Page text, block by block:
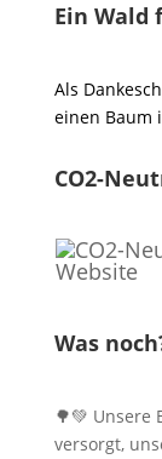
Ein Wald
Als
einen Baum
CO2-
Was
🌳💚
versorgt,